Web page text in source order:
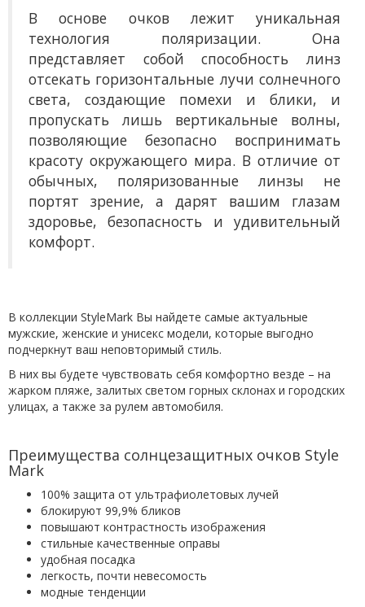
В основе очков лежит уникальная
технология поляризации. Она
представляет собой способность линз
отсекать горизонтальные лучи солнечного
света, создающие помехи и блики, и
пропускать лишь вертикальные волны,
позволяющие безопасно воспринимать
красоту окружающего мира. В отличие от
обычных, поляризованные линзы не
портят зрение, а дарят вашим глазам
здоровье, безопасность и удивительный
комфорт.
В коллекции StyleMark Вы найдете самые актуальные
мужские, женские и унисекс модели, которые выгодно
подчеркнут ваш неповторимый стиль.
В них вы будете чувствовать себя комфортно везде – на
жарком пляже, залитых светом горных склонах и городских
улицах, а также за рулем автомобиля.
Преимущества солнцезащитных очков Style
Mark
100% защита от ультрафиолетовых лучей
блокируют 99,9% бликов
повышают контрастность изображения
стильные качественные оправы
удобная посадка
легкость, почти невесомость
модные тенденции